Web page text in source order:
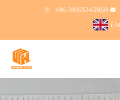
+86-18925142858
EN